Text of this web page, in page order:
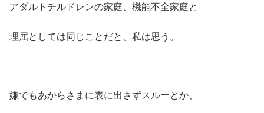
アダルトチルドレンの家庭、機能不全家庭と
理屈としては同じことだと、私は思う。
嫌でもあからさまに表に出さずスルーとか、